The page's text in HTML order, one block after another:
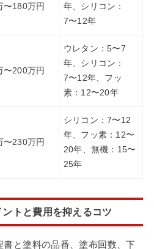
〜180万円
年、シリコン：
7〜12年
〜200万円
ウレタン：5〜7
年、シリコン：
7〜12年、フッ
素：12〜20年
〜230万円
シリコン：7〜12
年、フッ素：12〜
20年、無機：15〜
25年
トと費用を抑えるコツ
書と塗料の品番、塗布回数、下